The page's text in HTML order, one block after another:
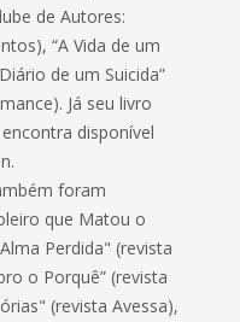
de Autores:
“A Vida de um
de um Suicida”
Já seu livro
encontra disponível
foram
que Matou o
Perdida" (revista
o Porquê” (revista
(revista Avessa),